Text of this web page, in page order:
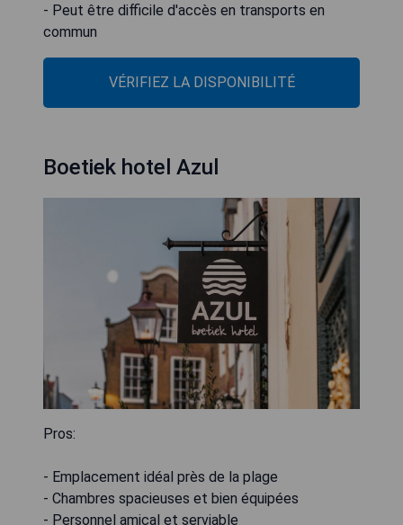
- Peut être difficile d'accès en transports en
commun
VÉRIFIEZ LA DISPONIBILITÉ
Boetiek hotel Azul
Pros:
- Emplacement idéal près de la plage
- Chambres spacieuses et bien équipées
- Personnel amical et serviable